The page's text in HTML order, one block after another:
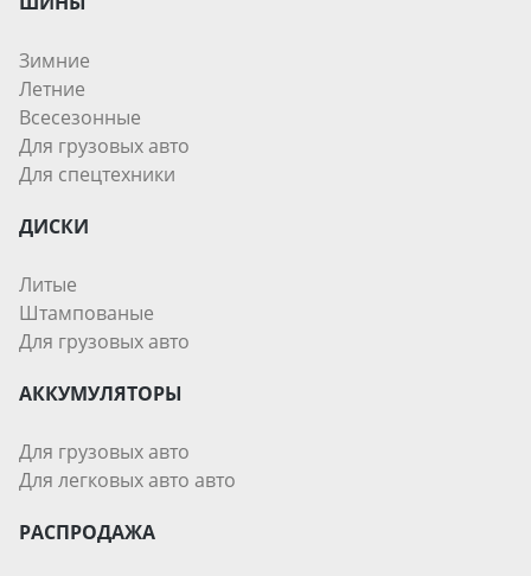
Зимние
Летние
Всесезонные
Для грузовых авто
Для спецтехники
ДИСКИ
Литые
Штампованые
Для грузовых авто
АККУМУЛЯТОРЫ
Для грузовых авто
Для легковых авто авто
РАСПРОДАЖА